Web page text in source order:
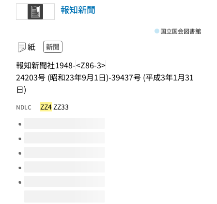
報知新聞
紙 新聞
報知新聞社1948-<Z86-3>
24203号 (昭和23年9月1日)-39437号 (平成3年1月31
日)
国立国会図書館
NDLC ZZ4ZZ33
このタイトルの巻号